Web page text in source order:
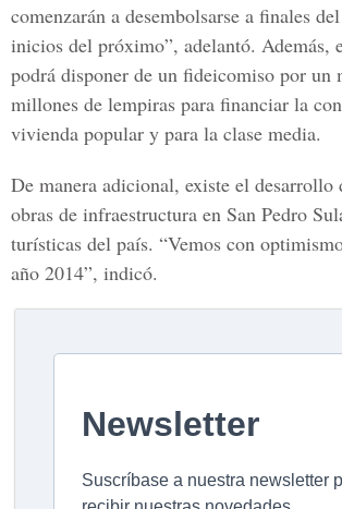
comenzarán a desembolsarse a finales
inicios del próximo”, adelantó. Además,
podrá disponer de un fideicomiso por un
millones de lempiras para financiar la
vivienda popular y para la clase media.
De manera adicional, existe el desarrollo
obras de infraestructura en San Pedro
turísticas del país. “Vemos con
año 2014”, indicó.